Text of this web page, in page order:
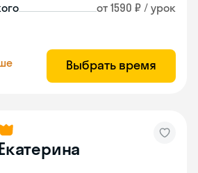
от 1590 ₽ / урок
Выбрать время